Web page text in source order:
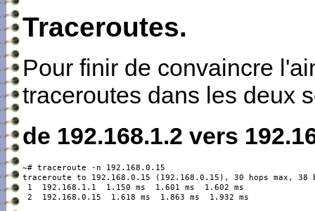
Traceroutes.
Pour finir de convaincre
traceroutes dans les deux
de 192.168.1.2 vers
~# traceroute -n 192.168.0.15
traceroute to 192.168.0.15 (192.168.0.15), 30 hops max, 38
1  192.168.1.1  1.150 ms  1.601 ms  1.602 ms
2  192.168.0.15  1.618 ms  1.863 ms  1.932 ms